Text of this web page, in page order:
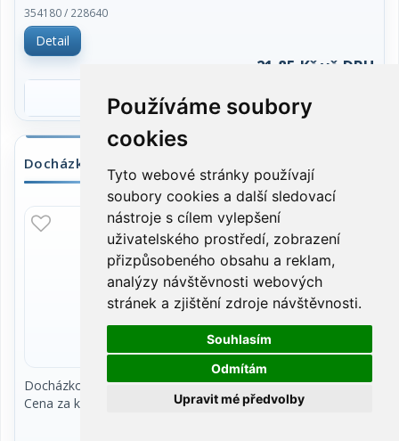
Používáme soubory
cookies
Tyto webové stránky používají
soubory cookies a další sledovací
nástroje s cílem vylepšení
uživatelského prostředí, zobrazení
přizpůsobeného obsahu a reklam,
analýzy návštěvnosti webových
stránek a zjištění zdroje návštěvnosti.
Souhlasím
Odmítám
Upravit mé předvolby
354180 / 228640
Detail
21,85 Kč vč.DPH
Docházkový lístek, píchačka, Optys
Docházkový lístek, píchačka. Rozměr 9 x 19 cm.
Cena za kus.